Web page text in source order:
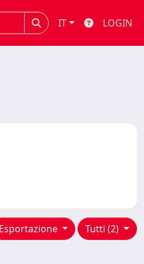
IT LOGIN
Tutti (2)
Esportazione